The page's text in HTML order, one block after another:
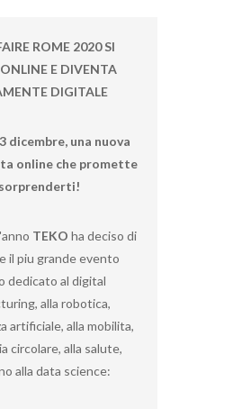
ROME 2020 SI
E DIVENTA
DIGITALE
dicembre, una nuova
online che promette
TEKO ha deciso di
il piu grande evento
dedicato al digital
alla robotica,
artificiale, alla mobilita,
circolare, alla salute,
alla data science: